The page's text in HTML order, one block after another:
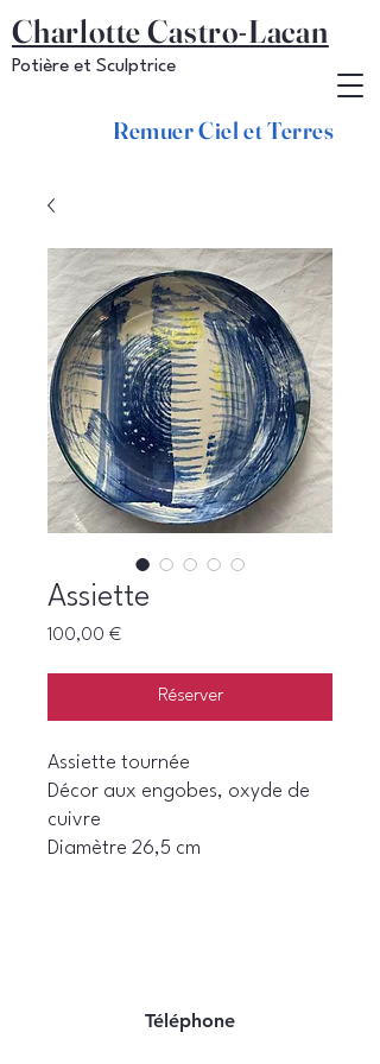
Remuer Ciel et Terres
Potière et Sculptrice
Charlotte Castro-Lacan
Assiette
100,00 €Prix
Réserver
Assiette tournée
Décor aux engobes, oxyde de
cuivre
Diamètre 26,5 cm
Téléphone